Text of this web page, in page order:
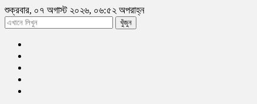
শুক্রবার, ০৭ অগাস্ট ২০২৬, ০৬:৫২ অপরাহ্ন
খুঁজুন